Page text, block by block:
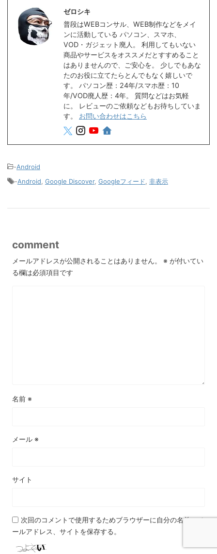
ゼロシキ
普段はWEBコンサル、WEB制作などをメイ
ンに活動している パソコン、スマホ、
VOD・ガジェット廃人。 利用してもいない
商品やサービスをオススメだとすすめること
はありませんので、ご安心を。 少しでもあな
たのお役に立てたらとんでもなく嬉しいで
す。 パソコン歴：24年/スマホ歴：10
年/VOD廃人歴：4年。 質問などはお気軽
に。 レビューのご依頼などもお待ちしていま
す。 お問い合わせはこちら
-Android
-Android Google Discover, Googleフィード 非表示
comment
メールアドレスが公開されることはありません。 ※ が付いてい
る欄は必須項目です
名前 ※
メール ※
サイト
次回のコメントで使用するためブラウザーに自分の名前、メ
ールアドレス、サイトを保存する。